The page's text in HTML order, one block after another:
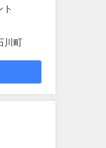
ト
川町